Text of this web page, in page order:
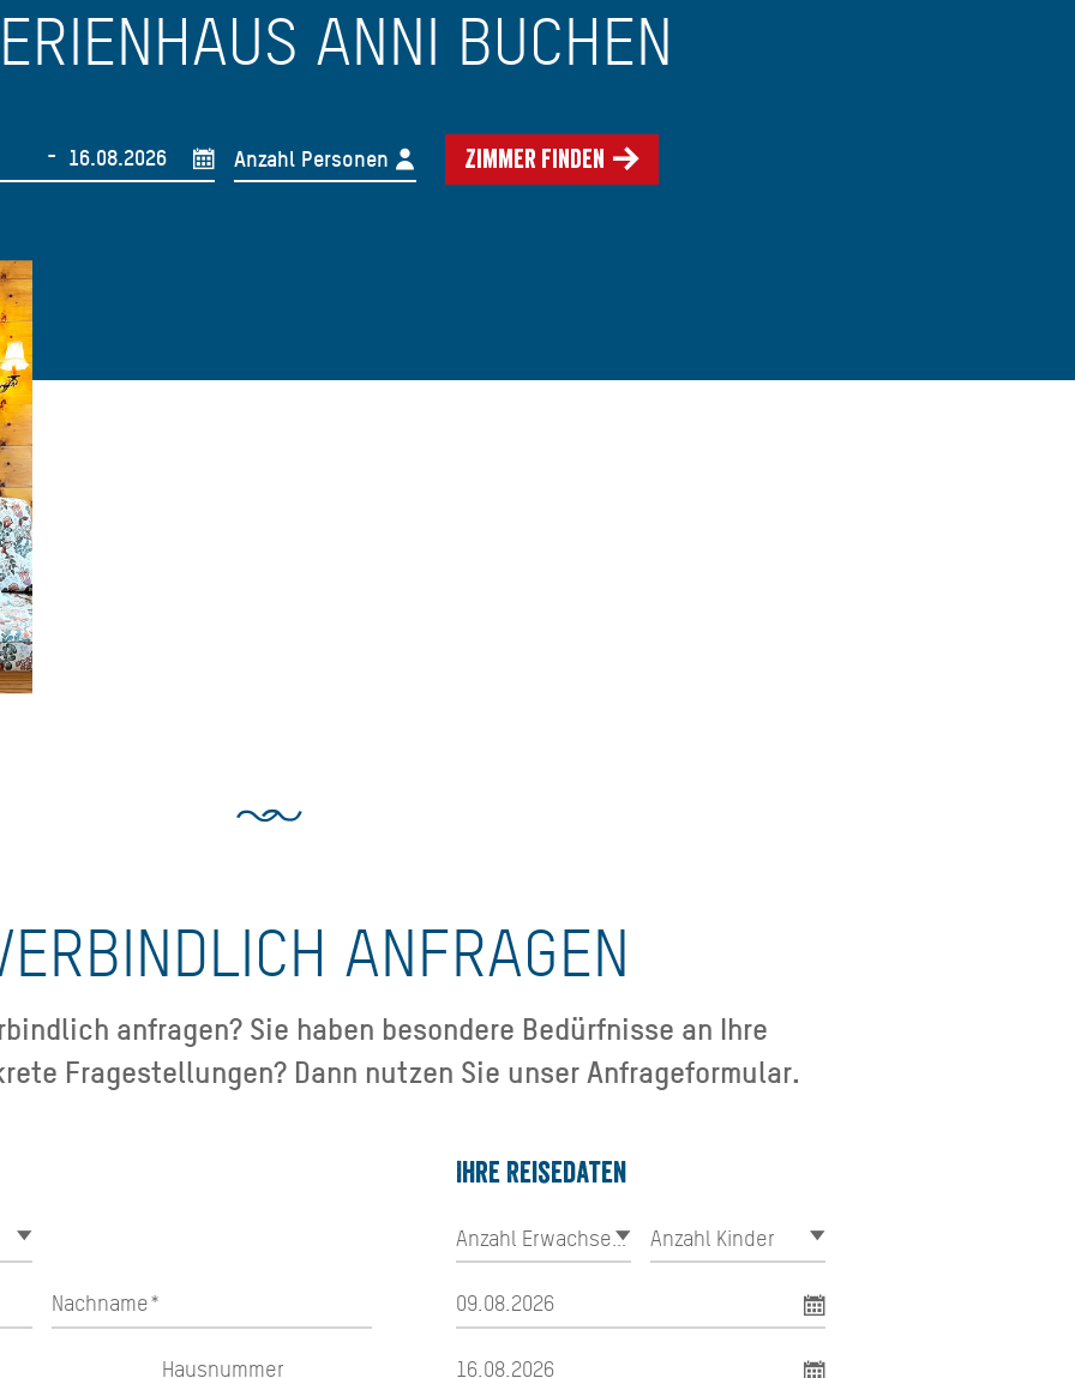
ANNI BUCHEN
- Anzahl Personen Zimmer finden
ANFRAGEN
anfragen? Sie haben besondere Bedürfnisse an Ihre
Fragestellungen? Dann nutzen Sie unser Anfrageformular.
Ihre Reisedaten